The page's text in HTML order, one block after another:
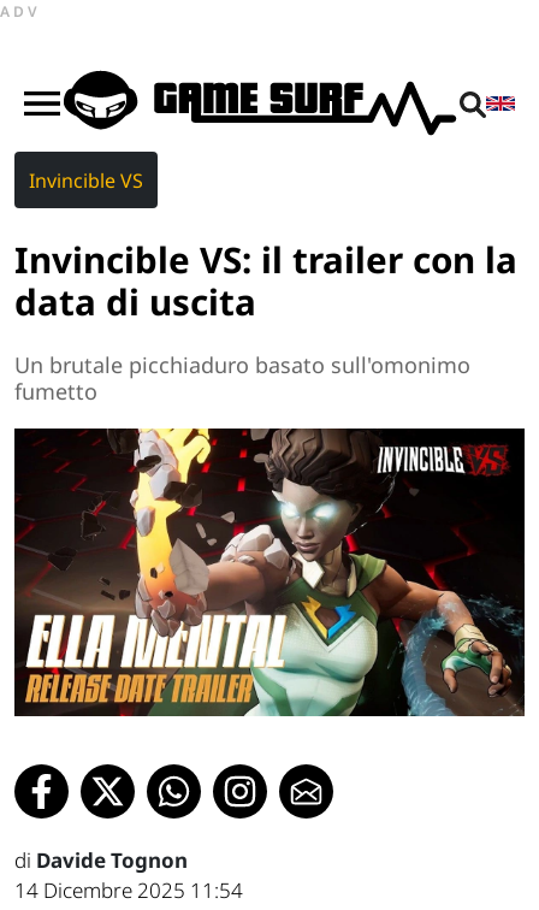
ADV
Invincible VS
Invincible VS: il trailer con la
data di uscita
Un brutale picchiaduro basato sull'omonimo
fumetto
di Davide Tognon
14 Dicembre 2025 11:54